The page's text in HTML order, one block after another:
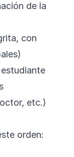
de la
con
etc.)
orden: